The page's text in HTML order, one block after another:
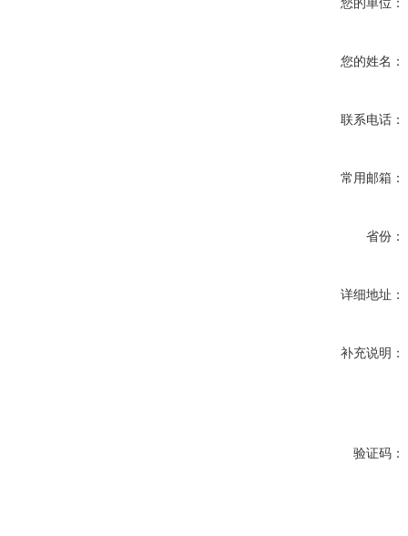
您的姓名：
联系电话：
常用邮箱：
省份：
详细地址：
补充说明：
验证码：